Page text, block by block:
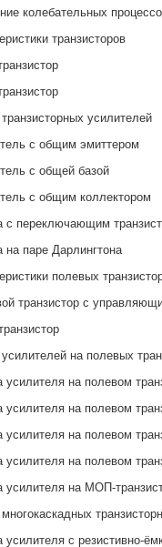
колебательных
транзисторов
усилителей
с общим эмиттером
с общей базой
с общим коллектором
с переключающим
на паре Дарлингтона
полевых
транзистор с
на полевых
усилителя на полевом
усилителя на полевом
усилителя на полевом
усилителя на полевом
усилителя на МОП-
с резистивно-